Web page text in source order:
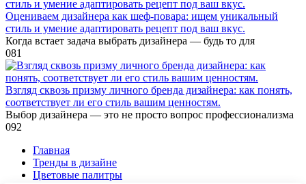
Оцениваем дизайнера как шеф-повара: ищем уникальный
стиль и умение адаптировать рецепт под ваш вкус.
Когда встает задача выбрать дизайнера — будь то для
081
Взгляд сквозь призму личного бренда дизайнера: как понять,
соответствует ли его стиль вашим ценностям.
Выбор дизайнера — это не просто вопрос профессионализма
092
Главная
Тренды в дизайне
Цветовые палитры